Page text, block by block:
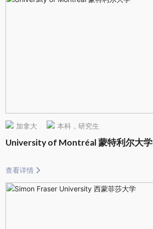
加拿大 本科，研究生
University of Montréal 蒙特利尔大学
查看详情